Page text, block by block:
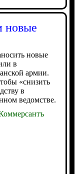
новые
новые
в
армии.
«снизить
в
ведомстве.